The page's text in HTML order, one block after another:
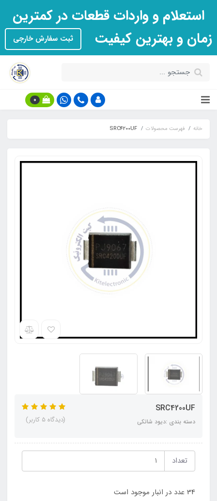
استعلام و واردات قطعات در کمترین
زمان و بهترین کیفیت
ثبت سفارش خارجی
0
خانه فهرست محصولات SRC4200UF
SRC4200UF
دسته بندی :دیود شاتکی (دیدگاه 5 کاربر)
تعداد
34 عدد در انبار موجود است